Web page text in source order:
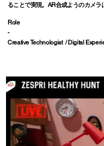
ることで実現。AR合成ようのカメラ
Role
-
Creative Technologist / Digital